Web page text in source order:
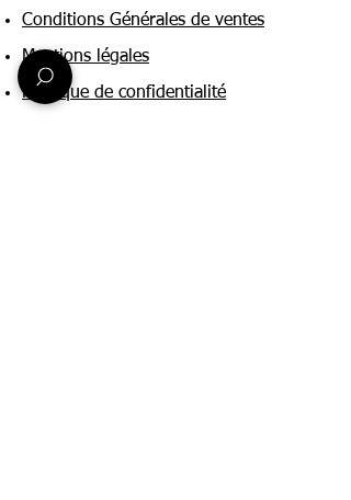
Conditions Générales de ventes
Mentions légales
Politique de confidentialité